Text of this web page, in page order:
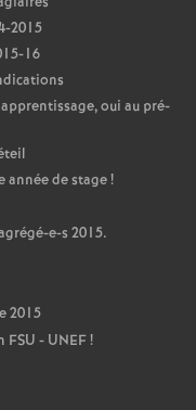
2015
16
oui au pré-
année de stage!
e-s 2015.
2015
FSU - UNEF!